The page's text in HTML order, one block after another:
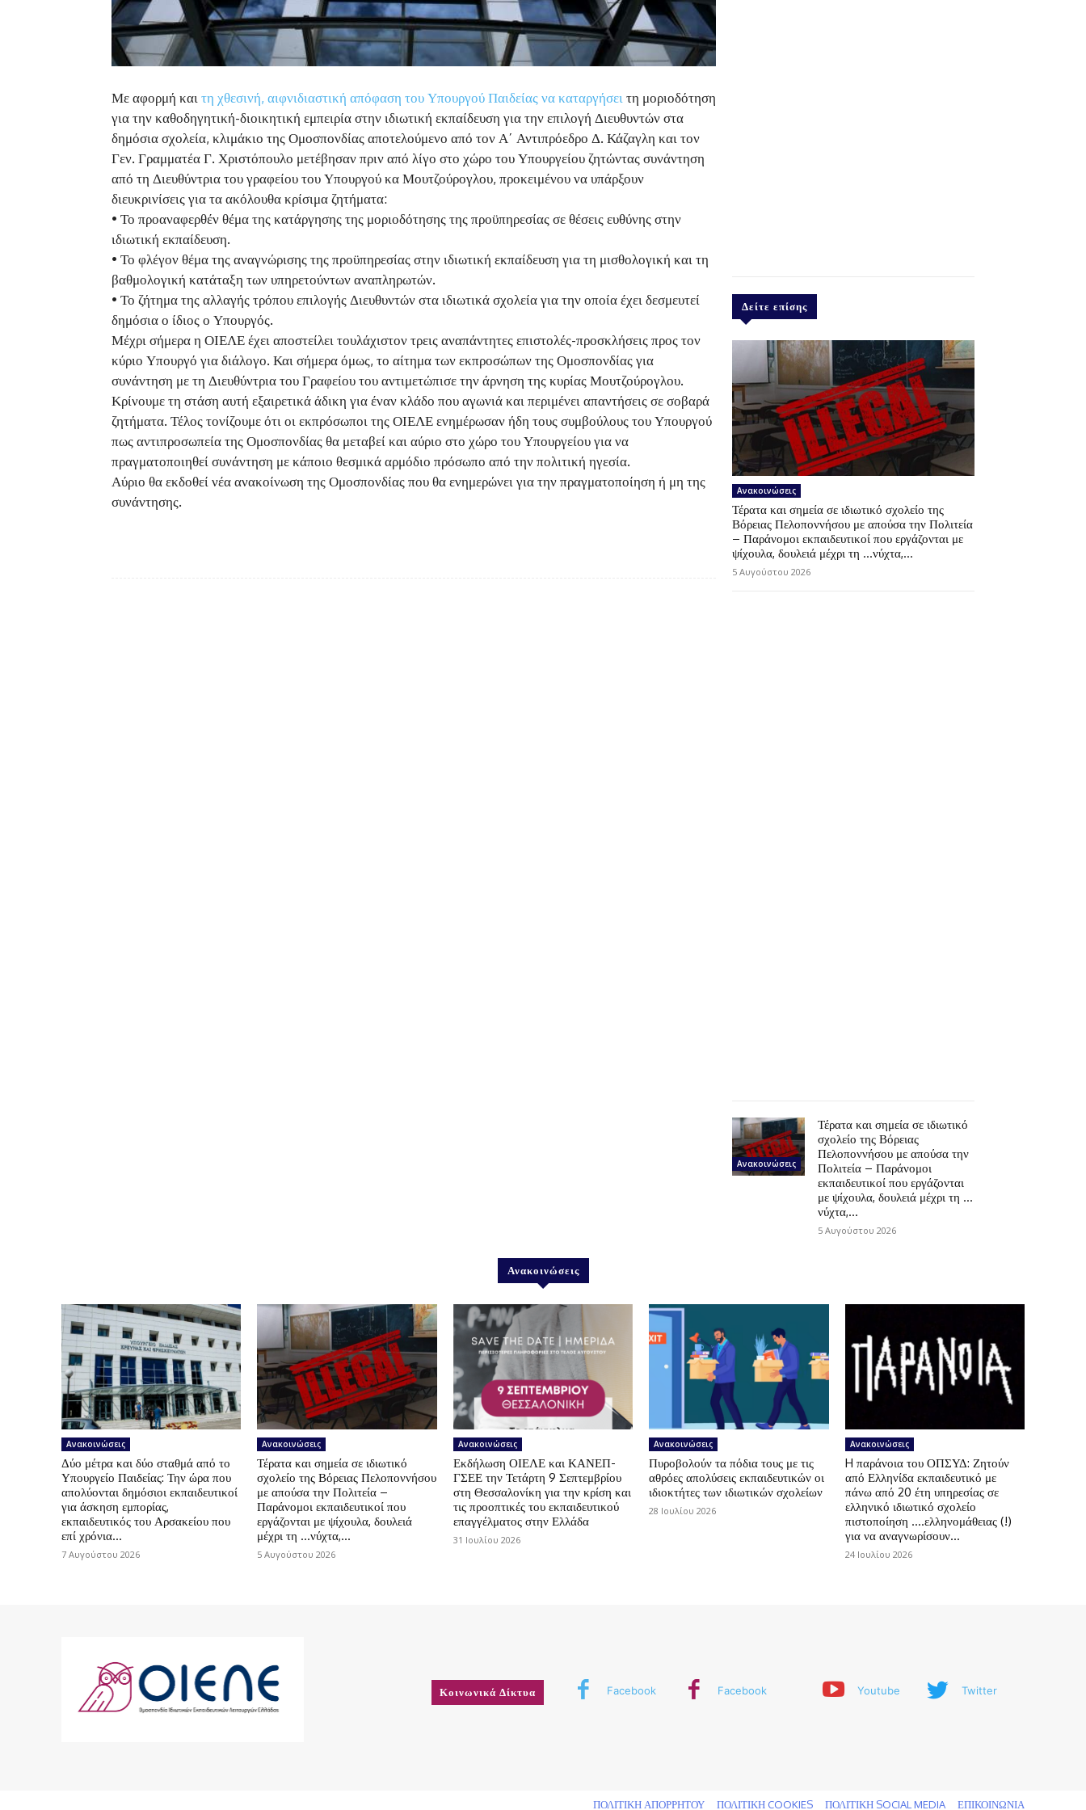
Με αφορμή και τη χθεσινή, αιφνιδιαστική απόφαση του Υπουργού Παιδείας να καταργήσει τη μοριοδότηση
για την καθοδηγητική-διοικητική εμπειρία στην ιδιωτική εκπαίδευση για την επιλογή Διευθυντών στα
δημόσια σχολεία, κλιμάκιο της Ομοσπονδίας αποτελούμενο από τον Α΄ Αντιπρόεδρο Δ. Κάζαγλη και τον
Γεν. Γραμματέα Γ. Χριστόπουλο μετέβησαν πριν από λίγο στο χώρο του Υπουργείου ζητώντας συνάντηση
από τη Διευθύντρια του γραφείου του Υπουργού κα Μουτζούρογλου, προκειμένου να υπάρξουν
διευκρινίσεις για τα ακόλουθα κρίσιμα ζητήματα:
• Το προαναφερθέν θέμα της κατάργησης της μοριοδότησης της προϋπηρεσίας σε θέσεις ευθύνης στην
ιδιωτική εκπαίδευση.
• Το φλέγον θέμα της αναγνώρισης της προϋπηρεσίας στην ιδιωτική εκπαίδευση για τη μισθολογική και τη
βαθμολογική κατάταξη των υπηρετούντων αναπληρωτών.
• Το ζήτημα της αλλαγής τρόπου επιλογής Διευθυντών στα ιδιωτικά σχολεία για την οποία έχει δεσμευτεί
δημόσια ο ίδιος ο Υπουργός.
Μέχρι σήμερα η ΟΙΕΛΕ έχει αποστείλει τουλάχιστον τρεις αναπάντητες επιστολές-προσκλήσεις προς τον
κύριο Υπουργό για διάλογο. Και σήμερα όμως, το αίτημα των εκπροσώπων της Ομοσπονδίας για
συνάντηση με τη Διευθύντρια του Γραφείου του αντιμετώπισε την άρνηση της κυρίας Μουτζούρογλου.
Κρίνουμε τη στάση αυτή εξαιρετικά άδικη για έναν κλάδο που αγωνιά και περιμένει απαντήσεις σε σοβαρά
ζητήματα. Τέλος τονίζουμε ότι οι εκπρόσωποι της ΟΙΕΛΕ ενημέρωσαν ήδη τους συμβούλους του Υπουργού
πως αντιπροσωπεία της Ομοσπονδίας θα μεταβεί και αύριο στο χώρο του Υπουργείου για να
πραγματοποιηθεί συνάντηση με κάποιο θεσμικά αρμόδιο πρόσωπο από την πολιτική ηγεσία.
Αύριο θα εκδοθεί νέα ανακοίνωση της Ομοσπονδίας που θα ενημερώνει για την πραγματοποίηση ή μη της
συνάντησης.
Δείτε επίσης
Ανακοινώσεις
Τέρατα και σημεία σε ιδιωτικό σχολείο της
Βόρειας Πελοποννήσου με απούσα την Πολιτεία
– Παράνομοι εκπαιδευτικοί που εργάζονται με
ψίχουλα, δουλειά μέχρι τη …νύχτα,...
5 Αυγούστου 2026
Ανακοινώσεις
Τέρατα και σημεία σε ιδιωτικό
σχολείο της Βόρειας
Πελοποννήσου με απούσα την
Πολιτεία – Παράνομοι
εκπαιδευτικοί που εργάζονται
με ψίχουλα, δουλειά μέχρι τη …
νύχτα,...
5 Αυγούστου 2026
Ανακοινώσεις
Ανακοινώσεις
Δύο μέτρα και δύο σταθμά από το
Υπουργείο Παιδείας: Την ώρα που
απολύονται δημόσιοι εκπαιδευτικοί
για άσκηση εμπορίας,
εκπαιδευτικός του Αρσακείου που
επί χρόνια...
7 Αυγούστου 2026
Ανακοινώσεις
Τέρατα και σημεία σε ιδιωτικό
σχολείο της Βόρειας Πελοποννήσου
με απούσα την Πολιτεία –
Παράνομοι εκπαιδευτικοί που
εργάζονται με ψίχουλα, δουλειά
μέχρι τη …νύχτα,...
5 Αυγούστου 2026
Ανακοινώσεις
Εκδήλωση ΟΙΕΛΕ και ΚΑΝΕΠ-
ΓΣΕΕ την Τετάρτη 9 Σεπτεμβρίου
στη Θεσσαλονίκη για την κρίση και
τις προοπτικές του εκπαιδευτικού
επαγγέλματος στην Ελλάδα
31 Ιουλίου 2026
Ανακοινώσεις
Πυροβολούν τα πόδια τους με τις
αθρόες απολύσεις εκπαιδευτικών οι
ιδιοκτήτες των ιδιωτικών σχολείων
28 Ιουλίου 2026
Ανακοινώσεις
H παράνοια του ΟΠΣΥΔ: Ζητούν
από Ελληνίδα εκπαιδευτικό με
πάνω από 20 έτη υπηρεσίας σε
ελληνικό ιδιωτικό σχολείο
πιστοποίηση ….ελληνομάθειας (!)
για να αναγνωρίσουν...
24 Ιουλίου 2026
Κοινωνικά Δίκτυα Facebook Facebook Youtube Twitter
ΠΟΛΙΤΙΚΗ ΑΠΟΡΡΗΤΟΥ ΠΟΛΙΤΙΚΗ COOKIES ΠΟΛΙΤΙΚΗ SOCIAL MEDIA ΕΠΙΚΟΙΝΩΝΙΑ